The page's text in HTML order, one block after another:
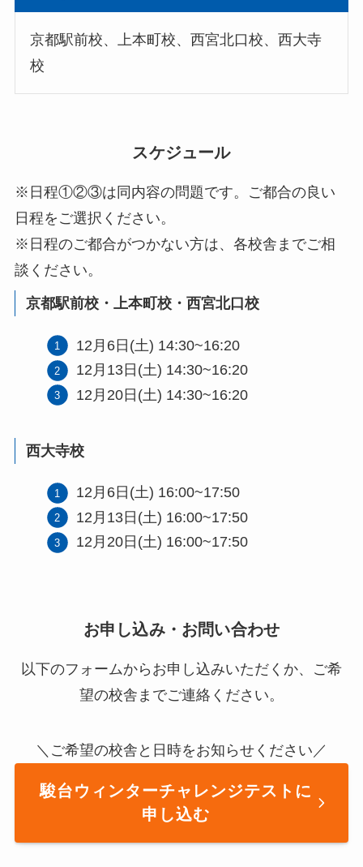
京都駅前校、上本町校、西宮北口校、西大寺
校
スケジュール
※日程①②③は同内容の問題です。ご都合の良い
日程をご選択ください。
※日程のご都合がつかない方は、各校舎までご相
談ください。
京都駅前校・上本町校・西宮北口校
12月6日(土) 14:30~16:20
12月13日(土) 14:30~16:20
12月20日(土) 14:30~16:20
西大寺校
12月6日(土) 16:00~17:50
12月13日(土) 16:00~17:50
12月20日(土) 16:00~17:50
お申し込み・お問い合わせ
以下のフォームからお申し込みいただくか、ご希
望の校舎までご連絡ください。
＼ご希望の校舎と日時をお知らせください／
駿台ウィンターチャレンジテストに
申し込む